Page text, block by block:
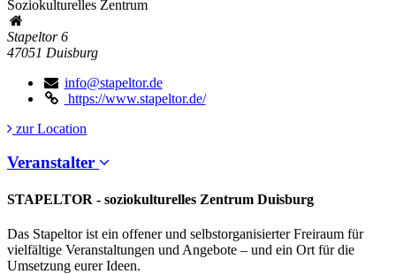
Soziokulturelles Zentrum
Stapeltor 6
47051 Duisburg
info@stapeltor.de
https://www.stapeltor.de/
zur Location
Veranstalter
STAPELTOR - soziokulturelles Zentrum Duisburg
Das Stapeltor ist ein offener und selbstorganisierter Freiraum für
vielfältige Veranstaltungen und Angebote – und ein Ort für die
Umsetzung eurer Ideen.